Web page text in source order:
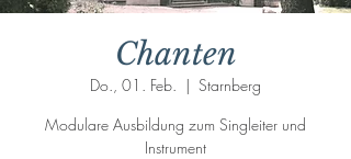
Chanten
Do., 01. Feb.
  |
Starnberg
Modulare Ausbildung zum Singleiter und
Instrument